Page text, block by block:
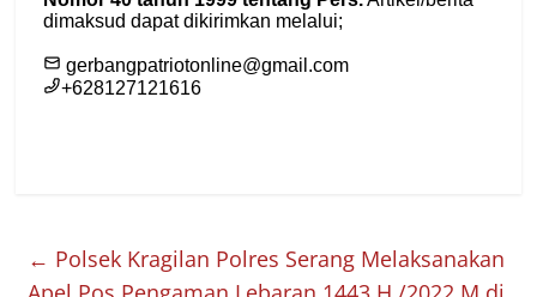
← Polsek Kragilan Polres Serang Melaksanakan